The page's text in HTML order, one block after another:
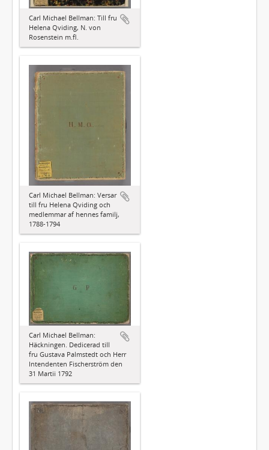
Carl Michael Bellman: Till fru
Helena Qviding, N. von
Rosenstein m.fl.
Carl Michael Bellman: Versar
till fru Helena Qviding och
medlemmar af hennes familj,
1788-1794
Carl Michael Bellman:
Häckningen. Dedicerad till
fru Gustava Palmstedt och Herr
Intendenten Fischerström den
31 Martii 1792